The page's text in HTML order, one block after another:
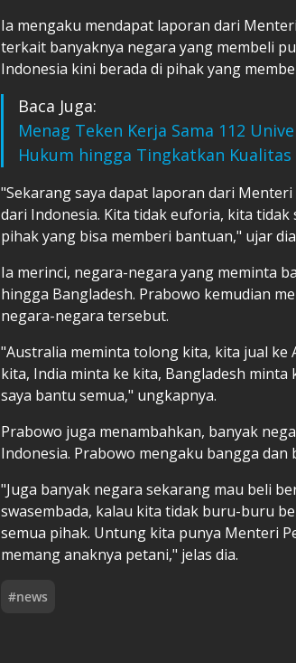
Ia mengaku mendapat laporan dari
terkait banyaknya negara yang membeli
Indonesia kini berada di pihak yang
Baca Juga:
Menag Teken Kerja Sama 112
Hukum hingga Tingkatkan Kualitas
"Sekarang saya dapat laporan dari
dari Indonesia. Kita tidak euforia, kita
pihak yang bisa memberi bantuan," ujar
Ia merinci, negara-negara yang meminta
hingga Bangladesh. Prabowo kemudian
negara-negara tersebut.
"Australia meminta tolong kita, kita jual ke
kita, India minta ke kita, Bangladesh
saya bantu semua," ungkapnya.
Prabowo juga menambahkan, banyak
Indonesia. Prabowo mengaku bangga
"Juga banyak negara sekarang mau beli
swasembada, kalau kita tidak buru-buru
semua pihak. Untung kita punya Menteri
memang anaknya petani," jelas dia.
#news